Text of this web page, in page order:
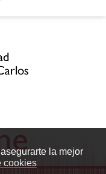
la mejor
cookies